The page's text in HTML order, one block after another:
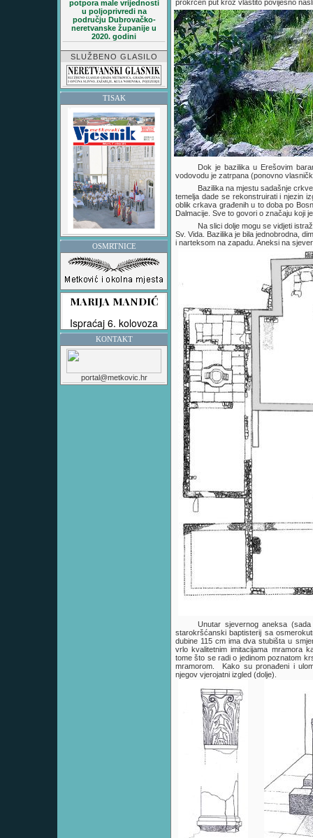
potpora male vrijednosti
u poljoprivredi na
području Dubrovačko-
neretvanske županije u
2020. godini
SLUŽBENO GLASILO
TISAK
OSMRTNICE
KONTAKT
portal@metkovic.hr
prokrčen put kroz vlastito povijesno
Dok je bazilika u Erešovim
vodovodu je zatrpana (ponovno
Bazilika na mjestu sadašnje
temelja dade se rekonstruirati i njezin
oblik crkava građenih u to doba po
Dalmacije. Sve to govori o značaju koji
Na slici dolje mogu se vidjeti
Sv. Vida. Bazilika je bila jednobrodna,
i narteksom na zapadu. Aneksi na
Unutar sjevernog aneksa
starokršćanski baptisterij sa
dubine 115 cm ima dva stubišta u
vrlo kvalitetnim imitacijama mramora
tome što se radi o jedinom poznatom
mramorom. Kako su pronađeni i
njegov vjerojatni izgled (dolje).